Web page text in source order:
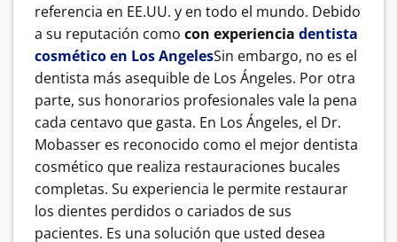
referencia en EE.UU. y en todo el mundo. Debido
a su reputación como con experiencia dentista
cosmético en Los AngelesSin embargo, no es el
dentista más asequible de Los Ángeles. Por otra
parte, sus honorarios profesionales vale la pena
cada centavo que gasta. En Los Ángeles, el Dr.
Mobasser es reconocido como el mejor dentista
cosmético que realiza restauraciones bucales
completas. Su experiencia le permite restaurar
los dientes perdidos o cariados de sus
pacientes. Es una solución que usted desea